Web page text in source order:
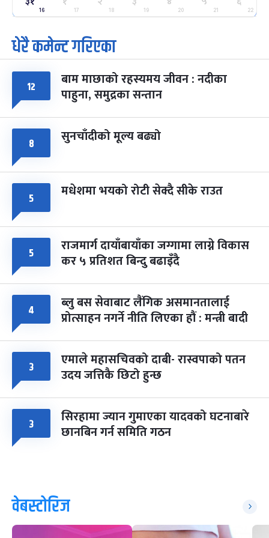
मंगल फाल्गुन २५, २०८३ Mar 9, 2027
७
आइत
पूर्णिमा व्रत
चैत्र ७, २०८३-Mar 21, 2027
८ फागुपूर्णिमा
चैत्र ८, २०८३-Mar 22, 2027
७ महिना बाँकी
16 17 18 19 20 21 22
धेरै कमेन्ट गरिएका
१२ बाम माछाको रहस्यमय जीवन : नदीका
पाहुना, समुद्रका सन्तान
८ सुनचाँदीको मूल्य बढ्यो
५ मधेशमा भयको रोटी सेक्दै सीके राउत
५ राजमार्ग दायाँबायाँका जग्गामा लाग्ने विकास
कर ५ प्रतिशत बिन्दु बढाइँदै
४ ब्लु बस सेवाबाट लैंगिक असमानतालाई
प्रोत्साहन नगर्ने नीति लिएका हौं : मन्त्री बादी
३ एमाले महासचिवको दाबी- रास्वपाको पतन
उदय जत्तिकै छिटो हुन्छ
३ सिरहामा ज्यान गुमाएका यादवको घटनाबारे
छानबिन गर्न समिति गठन
वेबस्टोरिज